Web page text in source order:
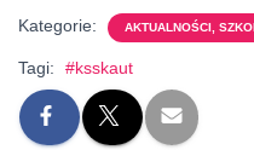
Kategorie: AKTUALNOŚCI,
Tagi: #ksskaut